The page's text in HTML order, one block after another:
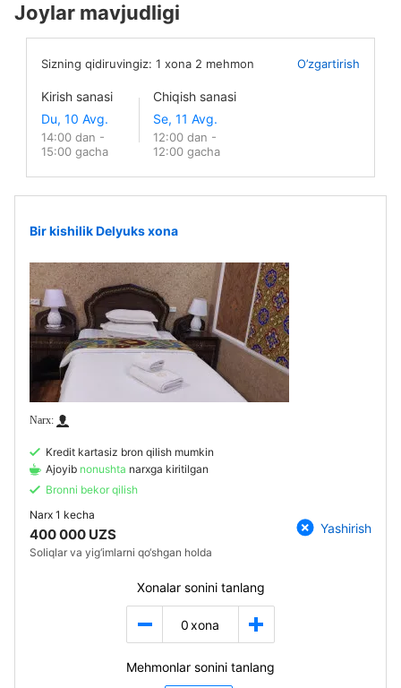
Joylar mavjudligi
Sizning qidiruvingiz: 1 xona 2 mehmon O’zgartirish
Kirish sanasi
14:00 dan -
15:00 gacha
Chiqish sanasi
12:00 dan -
12:00 gacha
Bir kishilik Delyuks xona
Kredit kartasiz bron qilish mumkin
Ajoyib nonushta narxga kiritilgan
Bronni bekor qilish
Narx 1 kecha
400 000 UZS
Soliqlar va yig‘imlarni qo‘shgan holda
Yashirish
Xonalar sonini tanlang
0 xona
Mehmonlar sonini tanlang